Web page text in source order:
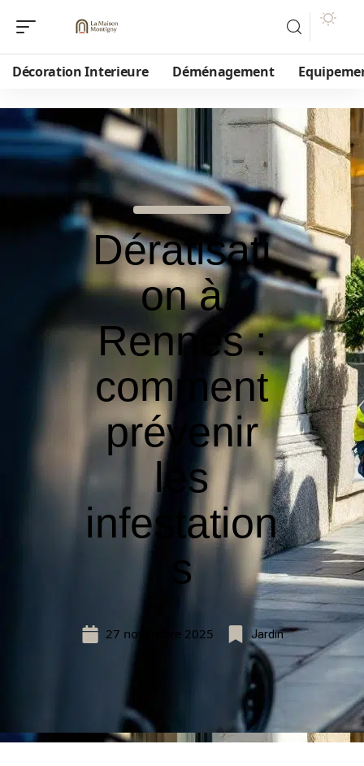
Décoration Interieure Déménagement
Dératisati
on à
Rennes :
comment
prévenir
les
infestation
s
27 novembre 2025 Jardin